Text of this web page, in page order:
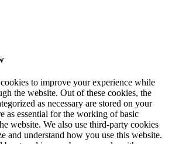
to improve your experience while
the website. Out of these cookies, the
as necessary are stored on your
as essential for the working of basic
website. We also use third-party cookies
and understand how you use this website.